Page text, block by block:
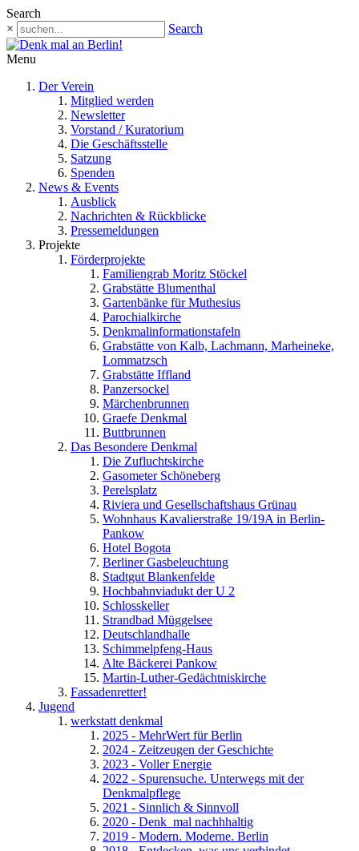
Search
×
Search
Menu
Der Verein
Mitglied werden
Newsletter
Vorstand / Kuratorium
Die Geschäftsstelle
Satzung
Spenden
News & Events
Ausblick
Nachrichten & Rückblicke
Pressemeldungen
Projekte
Förderprojekte
Familiengrab Moritz Stöckel
Grabstätte Blumenthal
Gartenbänke für Muthesius
Parochialkirche
Denkmalinformationstafeln
Grabstätte von Kalb, Lachmann, Marheineke,
Lommatzsch
Grabstätte Iffland
Panzersockel
Märchenbrunnen
Graefe Denkmal
Buttbrunnen
Das Besondere Denkmal
Die Zufluchtskirche
Gasometer Schöneberg
Perelsplatz
Riviera und Gesellschaftshaus Grünau
Wohnhaus Kavalierstraße 19/19A in Berlin-
Pankow
Hotel Bogota
Berliner Gasbeleuchtung
Stadtgut Blankenfelde
Hochbahnviadukt der U 2
Schlosskeller
Strandbad Müggelsee
Deutschlandhalle
Schimmelpfeng-Haus
Alte Bäckerei Pankow
Martin-Luther-Gedächtniskirche
Fassadenretter!
Jugend
werkstatt denkmal
2025 - MehrWert für Berlin
2024 - Zeitzeugen der Geschichte
2023 - Voller Energie
2022 - Spurensuche. Unterwegs mit der
Denkmalpflege
2021 - Sinnlich & Sinnvoll
2020 - Denk_mal nachhhaltig
2019 - Modern. Moderne. Berlin